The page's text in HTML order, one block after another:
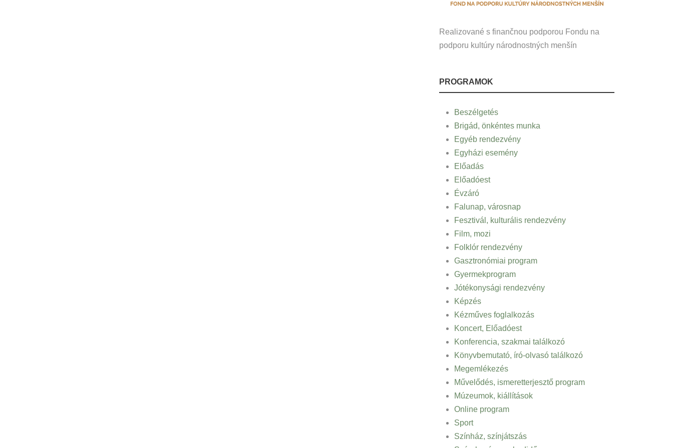
Realizované s finančnou podporou Fondu na
podporu kultúry národnostných menšín
PROGRAMOK
Beszélgetés
Brigád, önkéntes munka
Egyéb rendezvény
Egyházi esemény
Előadás
Előadóest
Évzáró
Falunap, városnap
Fesztivál, kulturális rendezvény
Film, mozi
Folklór rendezvény
Gasztronómiai program
Gyermekprogram
Jótékonysági rendezvény
Képzés
Kézműves foglalkozás
Koncert, Előadóest
Konferencia, szakmai találkozó
Könyvbemutató, író-olvasó találkozó
Megemlékezés
Művelődés, ismeretterjesztő program
Múzeumok, kiállítások
Online program
Sport
Színház, színjátszás